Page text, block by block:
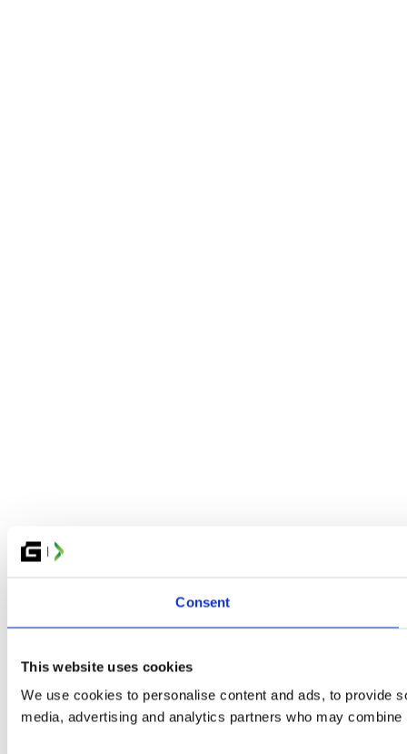
Consent
This website uses cookies
We use cookies to personalise content and ads, to provide
media, advertising and analytics partners who may